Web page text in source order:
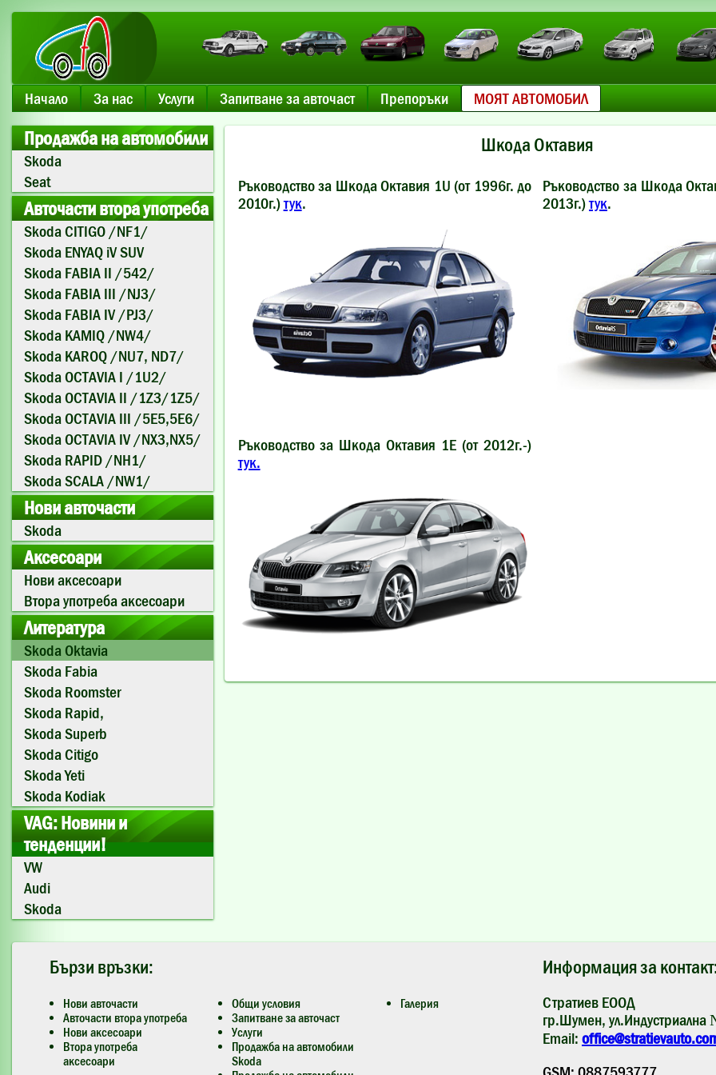
Начало За нас Услуги Запитване за авточаст Препоръки МОЯТ АВТОМОБИЛ
Продажба на автомобили
Skoda
Seat
Авточасти втора употреба
Skoda CITIGO /NF1/
Skoda ENYAQ iV SUV
Skoda FABIA II /542/
Skoda FABIA III /NJ3/
Skoda FABIA IV /PJ3/
Skoda KAMIQ /NW4/
Skoda KAROQ /NU7, ND7/
Skoda OCTAVIA I /1U2/
Skoda OCTAVIA II /1Z3/1Z5/
Skoda OCTAVIA III /5E5,5E6/
Skoda OCTAVIA IV /NX3,NX5/
Skoda RAPID /NH1/
Skoda SCALA /NW1/
Нови авточасти
Skoda
Аксесоари
Нови аксесоари
Втора употреба аксесоари
Литература
Skoda Oktavia
Skoda Fabia
Skoda Roomster
Skoda Rapid,
Skoda Superb
Skoda Citigo
Skoda Yeti
Skoda Kodiak
VAG: Новини и
тенденции!
VW
Audi
Skoda
Шкода Октавия
Ръководство за Шкода Октавия 1U (от 1996г. до
2010г.)тук.
Ръководство за Шкода
2013г.)тук.
Ръководство за Шкода Октавия 1Е (от 2012г.-)
тук.
Бързи връзки:
Нови авточасти
Авточасти втора употреба
Нови аксесоари
Втора употреба
аксесоари
Общи условия
Запитване за авточаст
Услуги
Продажба на автомобили
Skoda
Галерия
Информация за
Стратиев ЕООД
гр.Шумен,
Email: